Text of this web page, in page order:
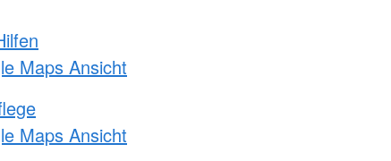
Maps Ansicht
Maps Ansicht